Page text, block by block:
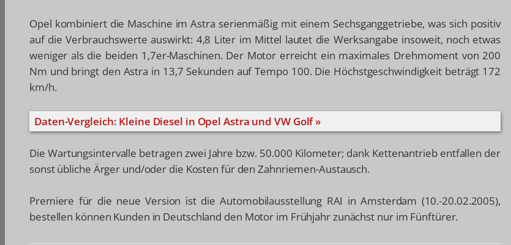
Opel kombiniert die Maschine im Astra serienmäßig mit einem Sechsganggetriebe, was sich positiv
auf die Verbrauchswerte auswirkt: 4,8 Liter im Mittel lautet die Werksangabe insoweit, noch etwas
weniger als die beiden 1,7er-Maschinen. Der Motor erreicht ein maximales Drehmoment von 200
Nm und bringt den Astra in 13,7 Sekunden auf Tempo 100. Die Höchstgeschwindigkeit beträgt 172
km/h.
Daten-Vergleich: Kleine Diesel in Opel Astra und VW Golf »
Die Wartungsintervalle betragen zwei Jahre bzw. 50.000 Kilometer; dank Kettenantrieb entfallen der
sonst übliche Ärger und/oder die Kosten für den Zahnriemen-Austausch.
Premiere für die neue Version ist die Automobilausstellung RAI in Amsterdam (10.-20.02.2005),
bestellen können Kunden in Deutschland den Motor im Frühjahr zunächst nur im Fünftürer.